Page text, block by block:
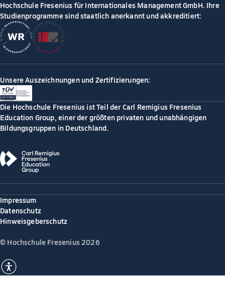
Hochschule Fresenius für Internationales Management GmbH. Ihre
Studienprogramme sind staatlich anerkannt und akkreditiert:
Unsere Auszeichnungen und Zertifizierungen:
Die Hochschule Fresenius ist Teil der Carl Remigius Fresenius
Education Group, einer der größten privaten und unabhängigen
Bildungsgruppen in Deutschland.
Impressum
Datenschutz
Hinweisgeberschutz
© Hochschule Fresenius 2026